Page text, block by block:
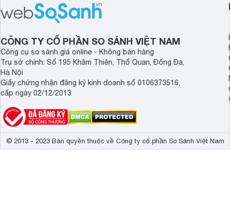
CÔNG TY CỔ PHẦN SO SÁNH VIỆT NAM
Công cụ so sánh giá online - Không bán hàng
Trụ sở chính: Số 195 Khâm Thiên, Thổ Quan, Đống Đa,
Hà Nội
Giấy chứng nhận đăng ký kinh doanh số 0106373516,
cấp ngày 02/12/2013
© 2013 - 2023 Bản quyền thuộc về Công ty cổ phần So Sánh Việt Nam